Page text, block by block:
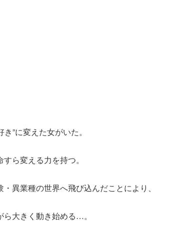
”に変えた女がいた。
ら変える力を持つ。
異業種の世界へ飛び込んだことにより、
大きく動き始める…。